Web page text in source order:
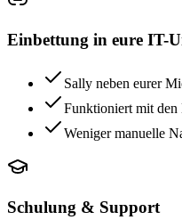
Einbettung in eure IT-
Sally neben eurer
Funktioniert mit den
Weniger manuelle
Schulung & Support